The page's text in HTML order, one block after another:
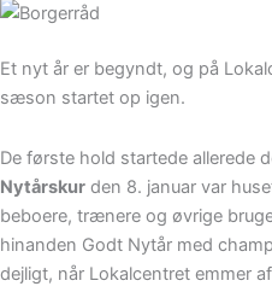
Et nyt år er begyndt, og på
sæson startet op igen.
De første hold startede allerede
Nytårskur den 8. januar var
beboere, trænere og øvrige
hinanden Godt Nytår med
dejligt, når Lokalcentret emmer